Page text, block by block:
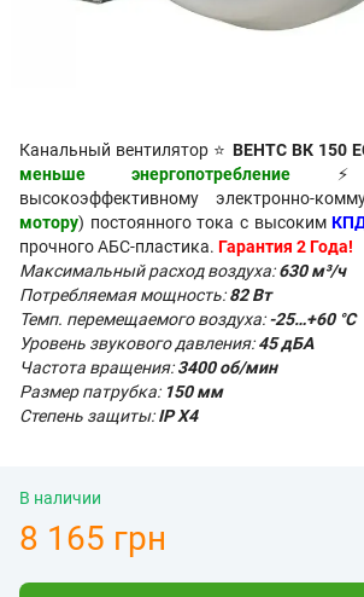
Канальный вентилятор ⭐ ВЕНТС ВК 150
меньше энергопотребление ⚡
высокоэффективному электронно-
мотору) постоянного тока с высоким
прочного АБС-пластика. Гарантия 2 Года!
Максимальный расход воздуха:630 м³/ч
Потребляемая мощность:82 Вт
Темп. перемещаемого воздуха:-25…+60 °C
Уровень звукового давления:45 дБA
Частота вращения:3400 об/мин
Размер патрубка: 150 мм
Степень защиты:IP X4
В наличии
8 165 грн